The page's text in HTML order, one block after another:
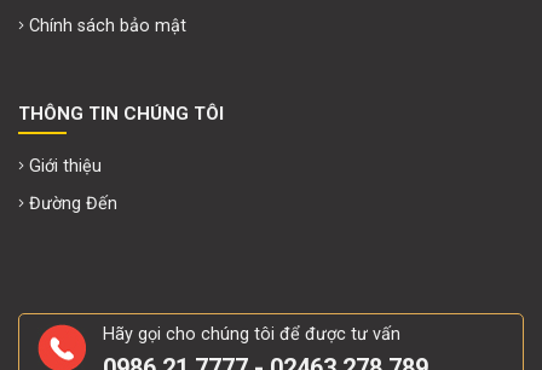
Chính sách bảo mật
THÔNG TIN CHÚNG TÔI
Giới thiệu
Đường Đến
Hãy gọi cho chúng tôi để được tư vấn